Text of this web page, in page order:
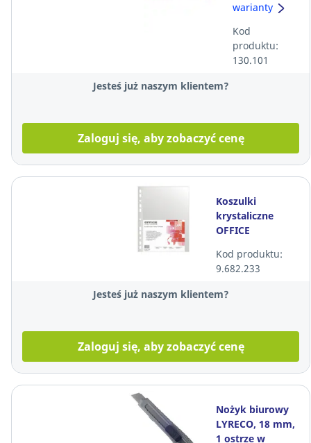
niebieski
warianty
Kod
produktu:
130.101
Jesteś już naszym klientem?
Zaloguj się, aby zobaczyć cenę
Koszulki
krystaliczne
OFFICE
40 mikronów,
100 sztuk
Kod produktu:
9.682.233
Jesteś już naszym klientem?
Zaloguj się, aby zobaczyć cenę
Nożyk biurowy
LYRECO, 18 mm,
1 ostrze w